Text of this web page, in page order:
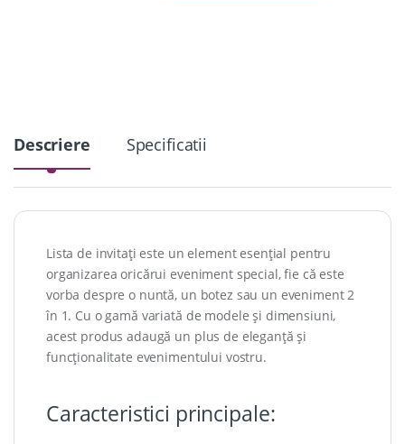
Descriere Specificatii
Lista de invitați este un element esențial pentru
organizarea oricărui eveniment special, fie că este
vorba despre o nuntă, un botez sau un eveniment 2
în 1. Cu o gamă variată de modele și dimensiuni,
acest produs adaugă un plus de eleganță și
funcționalitate evenimentului vostru.
Caracteristici principale: